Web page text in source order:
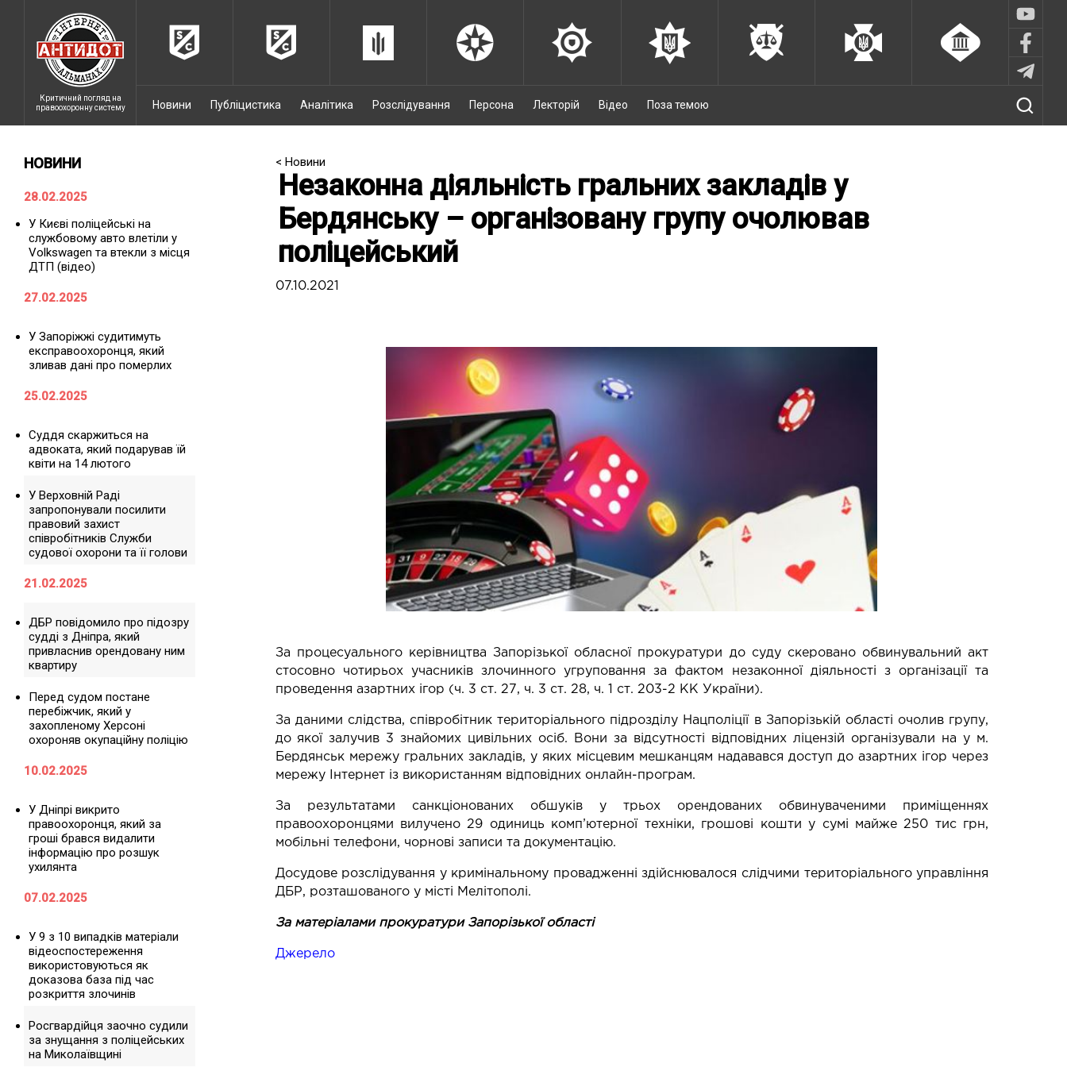
Критичний погляд на
правоохоронну систему
Новини Публіцистика Аналітика Розслідування Персона Лекторій Відео Поза темою
НОВИНИ
28.02.2025
У Києві поліцейські на
службовому авто влетіли у
Volkswagen та втекли з місця
ДТП (відео)
27.02.2025
У Запоріжжі судитимуть
експравоохоронця, який
зливав дані про померлих
25.02.2025
Суддя скаржиться на
адвоката, який подарував їй
квіти на 14 лютого
У Верховній Раді
запропонували посилити
правовий захист
співробітників Служби
судової охорони та її голови
21.02.2025
ДБР повідомило про підозру
судді з Дніпра, який
привласнив орендовану ним
квартиру
Перед судом постане
перебіжчик, який у
захопленому Херсоні
охороняв окупаційну поліцію
10.02.2025
У Дніпрі викрито
правоохоронця, який за
гроші брався видалити
інформацію про розшук
ухилянта
07.02.2025
У 9 з 10 випадків матеріали
відеоспостереження
використовуються як
доказова база під час
розкриття злочинів
Росгвардійця заочно судили
за знущання з поліцейських
на Миколаївщині
< Новини
Незаконна діяльність гральних закладів у
Бердянську – організовану групу очолював
поліцейський
07.10.2021
За процесуального керівництва Запорізької обласної прокуратури до суду скеровано обвинувальний акт
стосовно чотирьох учасників злочинного угруповання за фактом незаконної діяльності з організації та
проведення азартних ігор (ч. 3 ст. 27, ч. 3 ст. 28, ч. 1 ст. 203-2 КК України).
За даними слідства, співробітник територіального підрозділу Нацполіції в Запорізькій області очолив групу,
до якої залучив 3 знайомих цивільних осіб. Вони за відсутності відповідних ліцензій організували на у м.
Бердянськ мережу гральних закладів, у яких місцевим мешканцям надавався доступ до азартних ігор через
мережу Інтернет із використанням відповідних онлайн-програм.
За результатами санкціонованих обшуків у трьох орендованих обвинуваченими приміщеннях
правоохоронцями вилучено 29 одиниць комп’ютерної техніки, грошові кошти у сумі майже 250 тис грн,
мобільні телефони, чорнові записи та документацію.
Досудове розслідування у кримінальному провадженні здійснювалося слідчими територіального управління
ДБР, розташованого у місті Мелітополі.
За матеріалами прокуратури Запорізької області
Джерело